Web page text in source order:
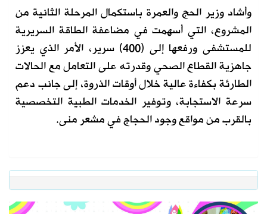
وأشاد وزير الحج والعمرة باستكمال المرحلة الثانية من
المشروع، التي أسهمت في مضاعفة الطاقة السريرية
للمستشفى ورفعها إلى (400) سرير، الأمر الذي يعزز
جاهزية القطاع الصحي وقدرته على التعامل مع الحالات
الطارئة بكفاءة عالية خلال أوقات الذروة، إلى جانب دعم
سرعة الاستجابة، وتوفير الخدمات الطبية التخصصية
بالقرب من مواقع وجود الحجاج في مشعر منى.